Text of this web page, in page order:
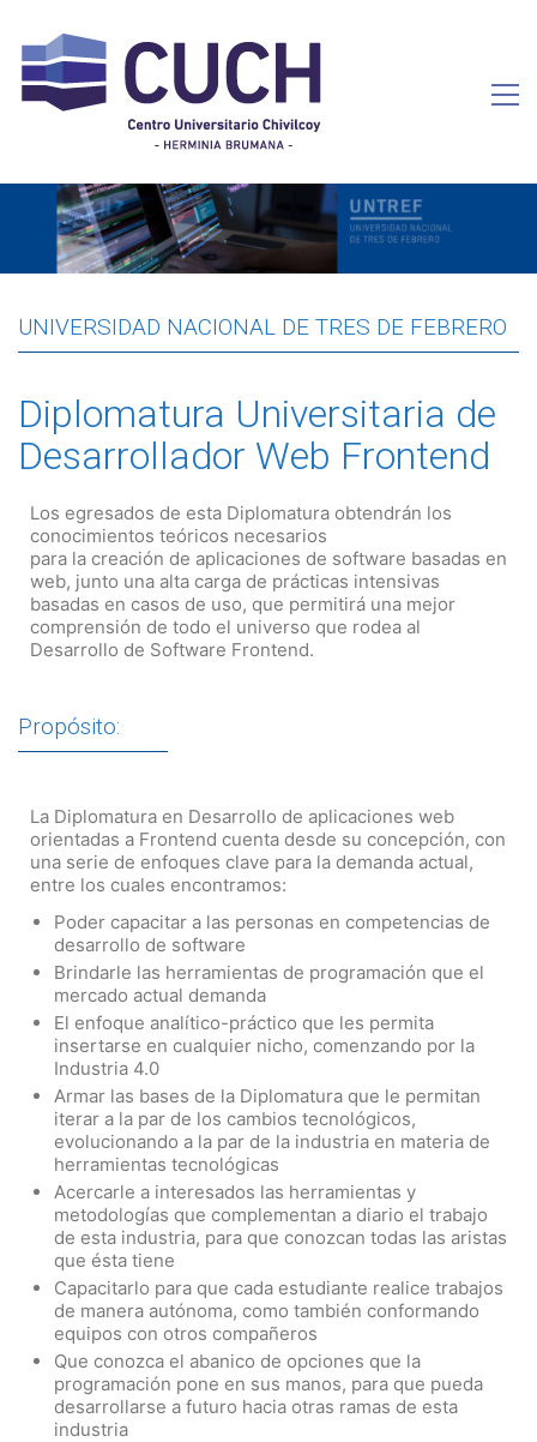
UNIVERSIDAD NACIONAL DE TRES DE FEBRERO
Diplomatura Universitaria de
Desarrollador Web Frontend
Los egresados de esta Diplomatura obtendrán los
conocimientos teóricos necesarios
para la creación de aplicaciones de software basadas en
web, junto una alta carga de prácticas intensivas
basadas en casos de uso, que permitirá una mejor
comprensión de todo el universo que rodea al
Desarrollo de Software Frontend.
Propósito:
La Diplomatura en Desarrollo de aplicaciones web
orientadas a Frontend cuenta desde su concepción, con
una serie de enfoques clave para la demanda actual,
entre los cuales encontramos:
Poder capacitar a las personas en competencias de
desarrollo de software
Brindarle las herramientas de programación que el
mercado actual demanda
El enfoque analítico-práctico que les permita
insertarse en cualquier nicho, comenzando por la
Industria 4.0
Armar las bases de la Diplomatura que le permitan
iterar a la par de los cambios tecnológicos,
evolucionando a la par de la industria en materia de
herramientas tecnológicas
Acercarle a interesados las herramientas y
metodologías que complementan a diario el trabajo
de esta industria, para que conozcan todas las aristas
que ésta tiene
Capacitarlo para que cada estudiante realice trabajos
de manera autónoma, como también conformando
equipos con otros compañeros
Que conozca el abanico de opciones que la
programación pone en sus manos, para que pueda
desarrollarse a futuro hacia otras ramas de esta
industria